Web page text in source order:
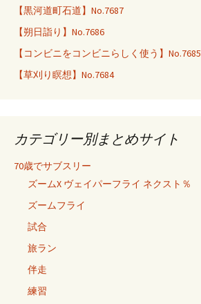
【黒河道町石道】No.7687
【朔日詣り】No.7686
【コンビニをコンビニらしく使う】No.7685
【草刈り瞑想】No.7684
カテゴリー別まとめサイト
70歳でサブスリー
ズームX ヴェイパーフライ ネクスト％
ズームフライ
試合
旅ラン
伴走
練習